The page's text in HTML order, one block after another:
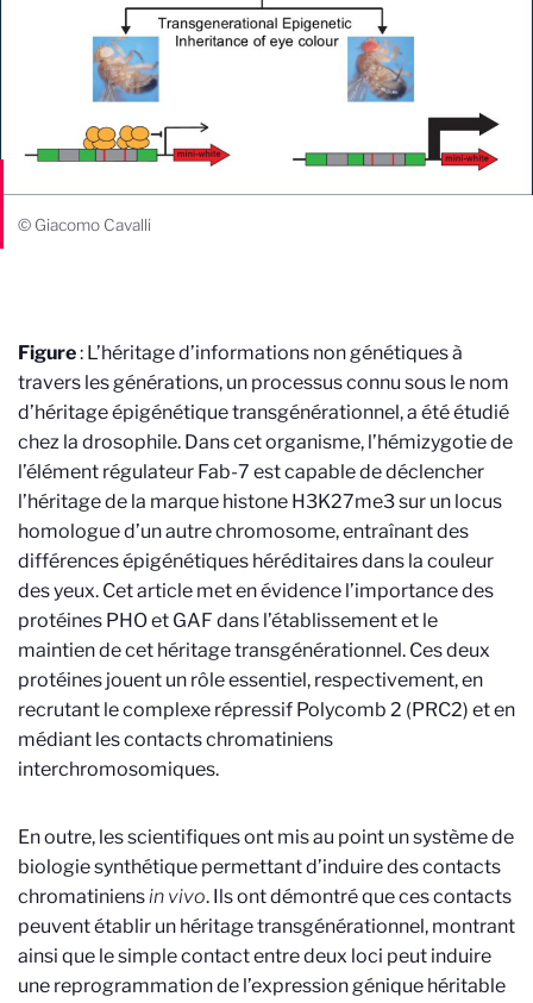
© Giacomo Cavalli
Figure: L’héritage d’informations non génétiques à
travers les générations, un processus connu sous le nom
d’héritage épigénétique transgénérationnel, a été étudié
chez la drosophile. Dans cet organisme, l’hémizygotie de
l’élément régulateur Fab-7 est capable de déclencher
l’héritage de la marque histone H3K27me3 sur un locus
homologue d’un autre chromosome, entraînant des
différences épigénétiques héréditaires dans la couleur
des yeux. Cet article met en évidence l’importance des
protéines PHO et GAF dans l’établissement et le
maintien de cet héritage transgénérationnel. Ces deux
protéines jouent un rôle essentiel, respectivement, en
recrutant le complexe répressif Polycomb 2 (PRC2) et en
médiant les contacts chromatiniens
interchromosomiques.
En outre, les scientifiques ont mis au point un système de
biologie synthétique permettant d’induire des contacts
chromatiniensin vivo. Ils ont démontré que ces contacts
peuvent établir un héritage transgénérationnel, montrant
ainsi que le simple contact entre deux loci peut induire
une reprogrammation de l’expression génique héritable